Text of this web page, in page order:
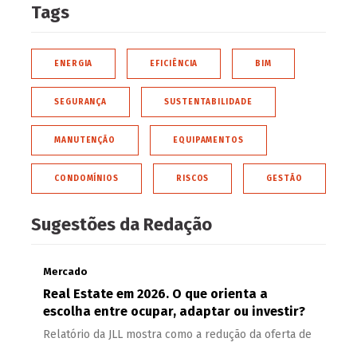
Tags
ENERGIA EFICIÊNCIA BIM
SEGURANÇA SUSTENTABILIDADE
MANUTENÇÃO EQUIPAMENTOS
CONDOMÍNIOS RISCOS GESTÃO
Sugestões da Redação
Mercado
Real Estate em 2026. O que orienta a
escolha entre ocupar, adaptar ou investir?
Relatório da JLL mostra como a redução da oferta de